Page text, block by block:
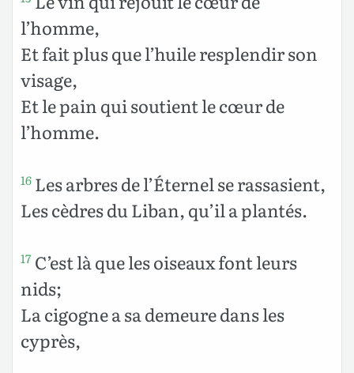
l’homme,
Et fait plus que l’huile resplendir son
visage,
Et le pain qui soutient le cœur de
l’homme.
16 Les arbres de l’Éternel se rassasient,
Les cèdres du Liban, qu’il a plantés.
17 C’est là que les oiseaux font leurs
nids;
La cigogne a sa demeure dans les
cyprès,